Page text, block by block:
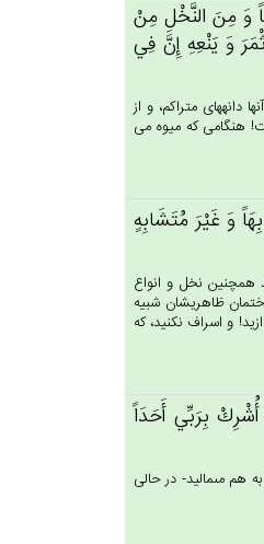
وَ مِن‌َ النَّخْل‌ِ مِنْ‌
وَ يَنْعِه‌ِ إِن‌َّ فِي‌
دانه‏هاى متراكم، و از
هنگامى كه ميوه مى
وَ غَيْرَ مُتَشَابِه‌ٍ
همچنين نخل و انواع
ظاهريشان شبيه
و اسراف نكنيد، كه
بِرَبِّي‌ أَحَدَاً
هم مى‏ماليد- در حالى